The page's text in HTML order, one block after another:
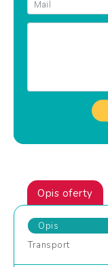
Opis oferty
Opis
Transport